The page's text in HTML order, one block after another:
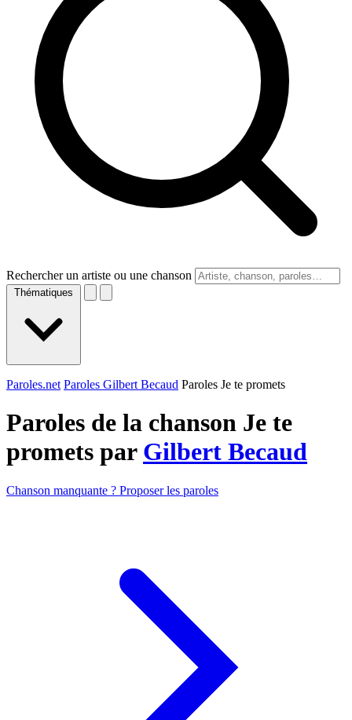
Rechercher un artiste ou une chanson
Thématiques
Paroles.net Paroles Gilbert Becaud Paroles Je te promets
Paroles de la chanson Je te
promets par Gilbert Becaud
Chanson manquante ? Proposer les paroles